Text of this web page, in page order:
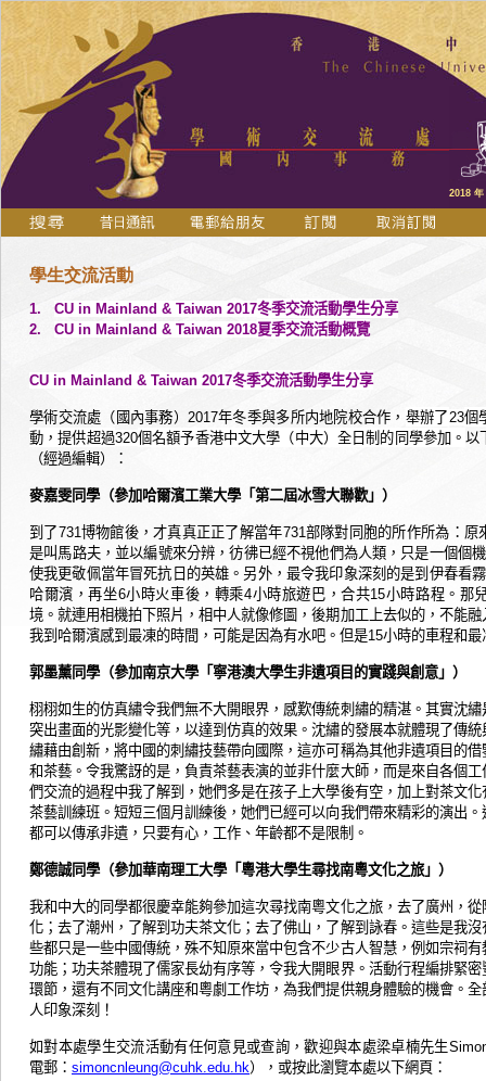
2018
學生交流活動
1. CU in Mainland & Taiwan 2017冬季交流活動學生分享
2. CU in Mainland & Taiwan 2018夏季交流活動概覽
CU in Mainland & Taiwan 2017冬季交流活動學生分享
學術交流處（國內事務） 2017年冬季與多所内地院校合作， 舉辦了23個
動 ，提供超過320個名額予香港中文大學（中大）全日制的同學參加。以
（經過編輯）：
麥嘉雯同學（參加哈爾濱工業大學「第二屆冰雪大聯歡」）
到了731博物館後，才真真正正了解當年731部隊對同胞的所作所為：原
是叫馬路夫，並以編號來分辨，彷彿已經不視他們為人類，只是一個個
使我更敬佩當年冒死抗日的英雄。另外，最令我印象深刻的是到伊春看
哈爾濱，再坐6小時火車後，轉乘4小時旅遊巴，合共15小時路程。那
境。就連用相機拍下照片，相中人就像修圖，後期加工上去似的，不能
我到哈爾濱感到最凍的時間，可能是因為有水吧。但是15小時的車程和
郭墨薰同學（參加南京大學「寧港澳大學生非遺項目的實踐與創意」）
栩栩如生的仿真繡令我們無不大開眼界，感歎傳統刺繡的精湛。其實沈
突出畫面的光影變化等，以達到仿真的效果。沈繡的發展本就體現了傳
繡藉由創新，將中國的刺繡技藝帶向國際，這亦可稱為其他非遺項目的
和茶藝。令我驚訝的是，負責茶藝表演的並非什麼大師，而是來自各個
們交流的過程中我了解到，她們多是在孩子上大學後有空，加上對茶文
茶藝訓練班。短短三個月訓練後，她們已經可以向我們帶來精彩的演出
都可以傳承非遺，只要有心，工作、年齡都不是限制。
鄭德誠同學（參加華南理工大學「粵港大學生尋找南粵文化之旅」）
我和中大的同學都很慶幸能夠參加這次尋找南粵文化之旅，去了廣州，
化；去了潮州，了解到功夫茶文化；去了佛山，了解到詠春。這些是我
些都只是一些中國傳統，殊不知原來當中包含不少古人智慧，例如宗祠
功能；功夫茶體現了儒家長幼有序等，令我大開眼界。活動行程編排緊
環節，還有不同文化講座和粵劇工作坊，為我們提供親身體驗的機會。
人印象深刻！
如對本處學生交流活動有任何意見或查詢，歡迎與本處梁卓楠先生
電郵： simoncnleung@cuhk.edu.hk），或按此瀏覽本處以下網頁：